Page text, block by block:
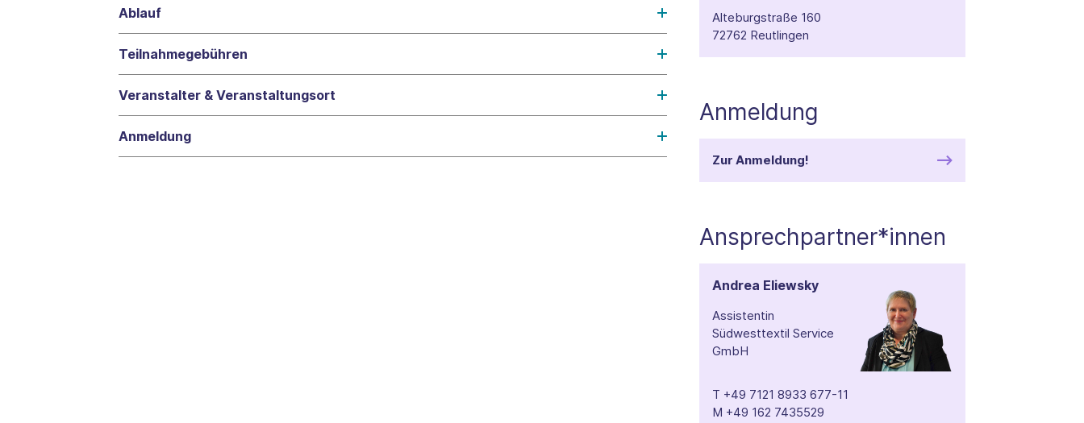
Ablauf
Teilnahmegebühren
Veranstalter & Veranstaltungsort
Anmeldung
Alteburgstraße 160
72762 Reutlingen
Anmeldung
Zur Anmeldung!
Ansprechpartner*innen
Andrea Eliewsky
Assistentin
Südwesttextil Service
GmbH
T +49 7121 8933 677-11
M +49 162 7435529